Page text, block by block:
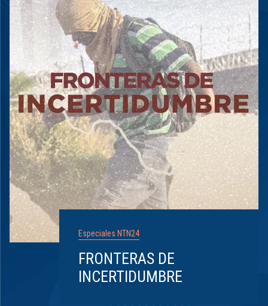
Especiales NTN24
FRONTERAS DE
INCERTIDUMBRE